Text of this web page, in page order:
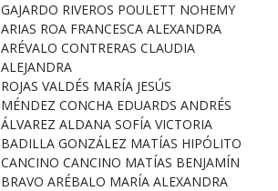
GAJARDO RIVEROS POULETT NOHEMY
ARIAS ROA FRANCESCA ALEXANDRA
ARÉVALO CONTRERAS CLAUDIA
ALEJANDRA
ROJAS VALDÉS MARÍA JESÚS
MÉNDEZ CONCHA EDUARDS ANDRÉS
ÁLVAREZ ALDANA SOFÍA VICTORIA
BADILLA GONZÁLEZ MATÍAS HIPÓLITO
CANCINO CANCINO MATÍAS BENJAMÍN
BRAVO ARÉBALO MARÍA ALEXANDRA